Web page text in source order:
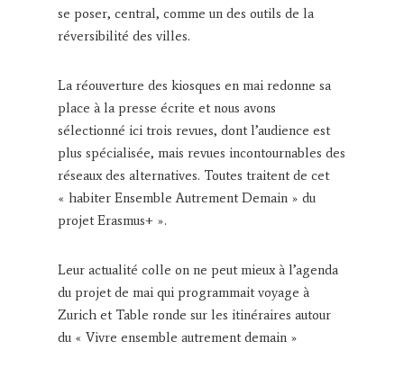
se poser, central, comme un des outils de la
réversibilité des villes.
La réouverture des kiosques en mai redonne sa
place à la presse écrite et nous avons
sélectionné ici trois revues, dont l’audience est
plus spécialisée, mais revues incontournables des
réseaux des alternatives. Toutes traitent de cet
« habiter Ensemble Autrement Demain » du
projet Erasmus+ ».
Leur actualité colle on ne peut mieux à l’agenda
du projet de mai qui programmait voyage à
Zurich et Table ronde sur les itinéraires autour
du « Vivre ensemble autrement demain »